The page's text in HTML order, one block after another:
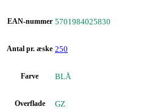
EAN-nummer 5701984025830
Antal pr. æske 250
Farve BLÅ
Overflade GZ